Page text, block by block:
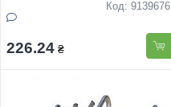
Код: 9139676
226.24 ₴